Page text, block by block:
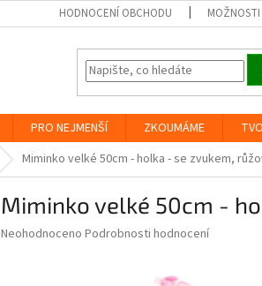
HODNOCENÍ OBCHODU
PRO NEJMENŠÍ ZKOUMÁME
Miminko velké 50cm - holka - se zvukem,
Miminko velké 50cm -
Průměrné
Neohodnoceno Podrobnosti hodnocení